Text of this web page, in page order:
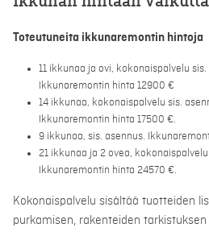
Toteutuneita ikkunaremontin hintoja
11 ikkunaa ja ovi, kokonaispalvelu
Ikkunaremontin hinta 12900 €
14 ikkunaa, kokonaispalvelu sis.
Ikkunaremontin hinta 17500 €.
9 ikkunaa, sis. asennus.
21 ikkunaa ja 2 ovea,
Ikkunaremontin hinta 24570 €.
Kokonaispalvelu sisältää tuotteiden
purkamisen, rakenteiden